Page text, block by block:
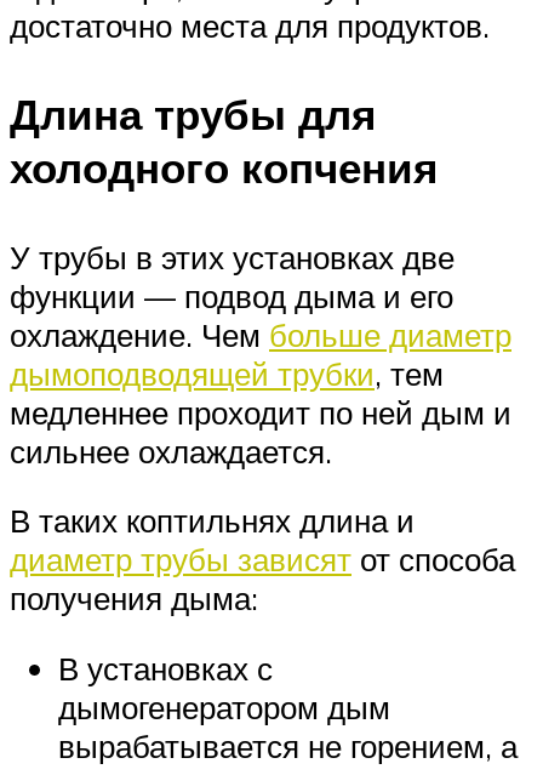
достаточно места для продуктов.
Длина трубы для
холодного копчения
У трубы в этих установках две
функции — подвод дыма и его
охлаждение. Чем больше диаметр
дымоподводящей трубки, тем
медленнее проходит по ней дым и
сильнее охлаждается.
В таких коптильнях длина и
диаметр трубы зависят от способа
получения дыма:
В установках с
дымогенератором дым
вырабатывается не горением, а